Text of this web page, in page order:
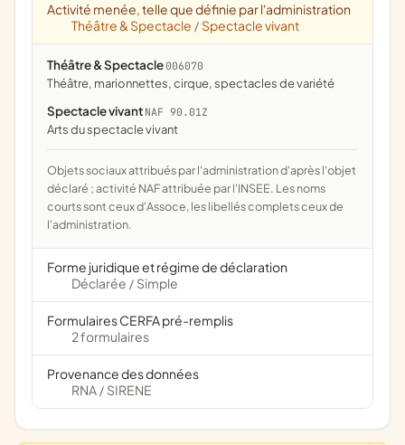
Activité menée, telle que définie par l'administration
Théâtre & Spectacle / Spectacle vivant
Théâtre & Spectacle 006070
théâtre, marionnettes, cirque, spectacles de variété
Spectacle vivant NAF 90.01Z
Arts du spectacle vivant
Objets sociaux attribués par l'administration d'après l'objet
déclaré ; activité NAF attribuée par l'INSEE. Les noms
courts sont ceux d'Assoce, les libellés complets ceux de
l'administration.
Forme juridique et régime de déclaration
Déclarée / Simple
Formulaires CERFA pré-remplis
2 formulaires
Provenance des données
RNA / SIRENE